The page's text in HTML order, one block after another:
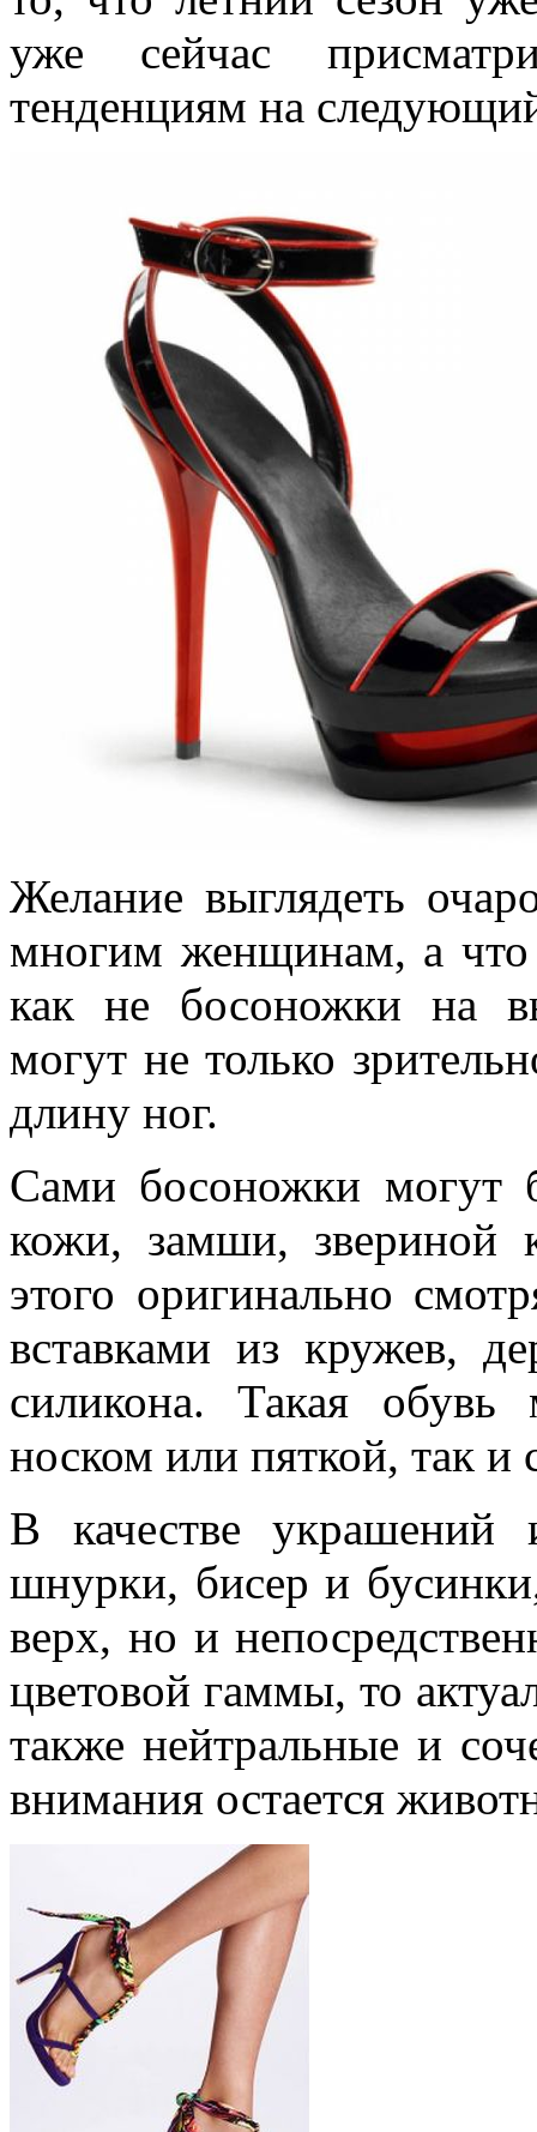
уже сейчас
тенденциям на
Желание выглядеть
многим женщинам, а что
как не босоножки на
могут не только
длину ног.
Сами босоножки могут
кожи, замши, звериной
этого оригинально
вставками из кружев,
силикона. Такая
носком или пяткой, так и
В качестве украшений
шнурки, бисер и
верх, но и
цветовой гаммы, то
также нейтральные и
внимания остается